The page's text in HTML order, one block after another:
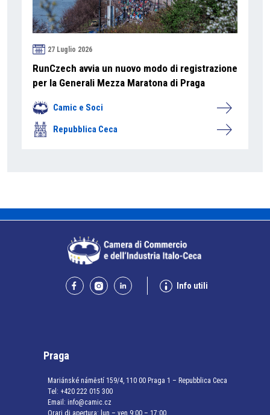
27 Luglio 2026
RunCzech avvia un nuovo modo di registrazione
per la Generali Mezza Maratona di Praga
Camic e Soci
Repubblica Ceca
Info utili
Praga
Mariánské náměstí 159/4, 110 00 Praga 1 – Repubblica Ceca
Tel: +420 222 015 300
Email: info@camic.cz
Orari di apertura: lun – ven 9:00 – 17:00